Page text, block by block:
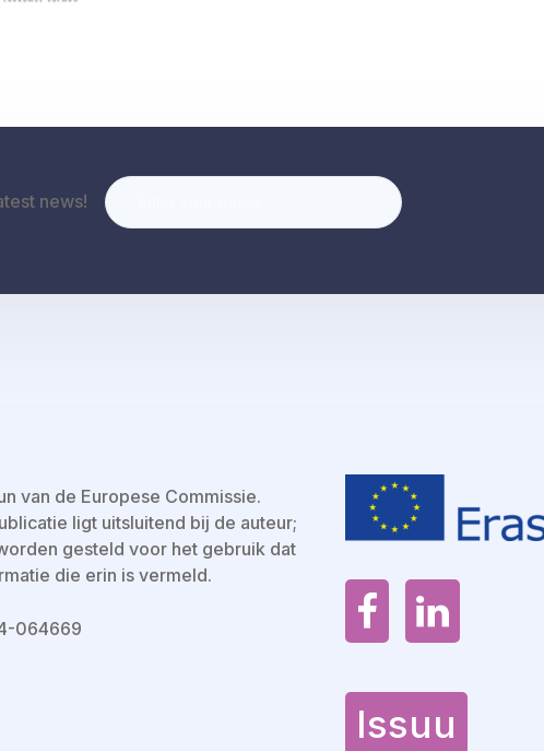
news!
van de Europese Commissie.
ligt uitsluitend bij de auteur;
gesteld voor het gebruik dat
die erin is vermeld.
064669
Issuu